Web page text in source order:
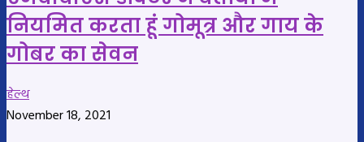
नियमित करता हूं गोमूत्र और गाय के
गोबर का सेवन
हेल्थ
November 18, 2021